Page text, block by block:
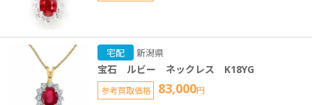
宅配 新潟県
宝石 ルビー ネックレス K18YG
参考買取価格 83,000円